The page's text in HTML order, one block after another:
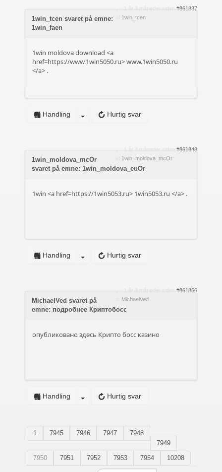
1 år 3 måneder siden #861837
1win_tcen
1win_tcen svaret på emne:
1win_faen
1win moldova download <a
href=https://www.1win5050.ru>www.1win5050.ru
</a> .
Hurtig svar
Handling
1 år 3 måneder siden #861848
1win_moldova_mcOr
1win_moldova_mcOr
svaret på emne: 1win_moldova_euOr
1win <a href=https://1win5053.ru> 1win5053.ru </a> .
Hurtig svar
Handling
1 år 3 måneder siden
#861856
MichaelVed
MichaelVed svaret på
emne: подробнее Криптобосс
опубликовано здесь Крипто босс казино
Hurtig svar
Handling
1 7945 7946 7947
7948
7949
7950
7951 7952 7953 7954 10208